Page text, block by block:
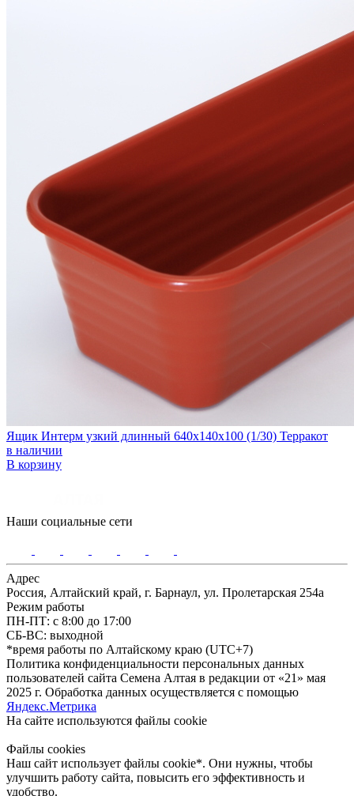
Ящик Интерм узкий длинный 640х140х100 (1/30) Терракот
в наличии
В корзину
Наши социальные сети
Адрес
Россия, Алтайский край, г. Барнаул, ул. Пролетарская 254а
Режим работы
ПН-ПТ: с 8:00 до 17:00
СБ-ВС: выходной
*время работы по Алтайскому краю (UTC+7)
Политика конфиденциальности персональных данных
пользователей сайта Семена Алтая в редакции от «21» мая
2025 г. Обработка данных осуществляется с помощью
Яндекс.Метрика
На сайте используются файлы сookie
Файлы cookies
Наш сайт использует файлы cookie*. Они нужны, чтобы
улучшить работу сайта, повысить его эффективность и
удобство.